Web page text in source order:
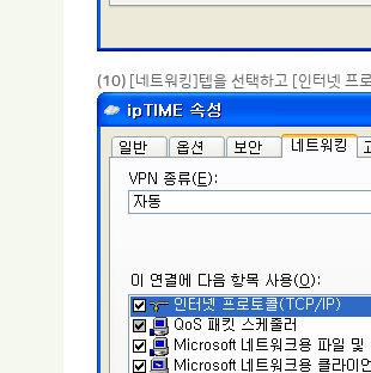
(10) [네트워킹]텝을 선택하고 [인터넷